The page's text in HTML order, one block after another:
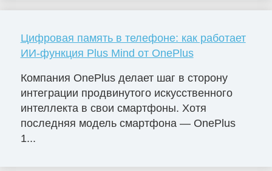
Цифровая память в телефоне: как работает
ИИ-функция Plus Mind от OnePlus
Компания OnePlus делает шаг в сторону
интеграции продвинутого искусственного
интеллекта в свои смартфоны. Хотя
последняя модель смартфона — OnePlus
1...